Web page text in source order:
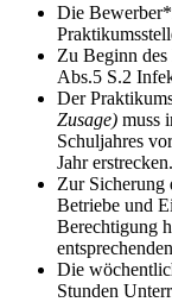
Die
Zu Beginn
Abs.5 S.2
Der
Zusage) muss
Schuljahres
Jahr
Zur Sicherung
Betriebe und
Berechtigung
Die
Stunden